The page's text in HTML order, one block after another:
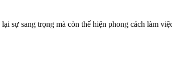
sang trọng mà còn thể hiện phong cách làm